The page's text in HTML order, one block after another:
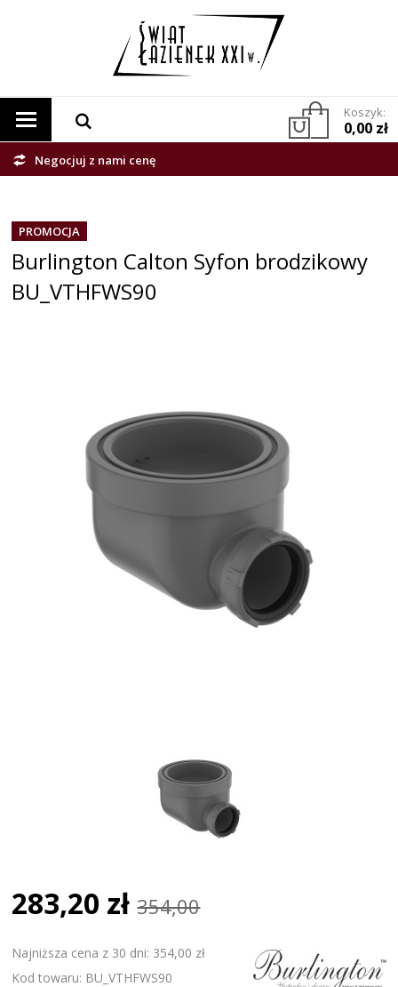
Koszyk:
0,00 zł
Negocjuj z nami cenę
PROMOCJA
Burlington Calton Syfon brodzikowy
BU_VTHFWS90
283,20 zł 354,00
Najniższa cena z 30 dni: 354,00 zł
Kod towaru: BU_VTHFWS90